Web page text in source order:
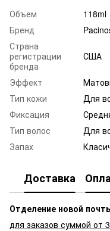
Объем
118ml
Бренд
Страна
регистрации
бренда
США
Эффект
Тип кожи
Для
Фиксация
Тип волос
Для
Запах
Доставка
Отделение новой
для заказов суммой от